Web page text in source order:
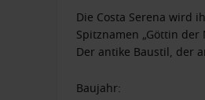
Die Costa Serena wird
Spitznamen „Göttin
Der antike Baustil, der
einzigartige Atmosphäre.
Baujahr: